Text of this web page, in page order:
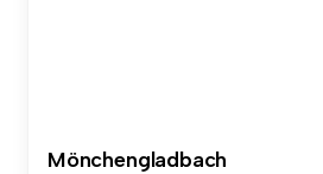
Mönchengladbach